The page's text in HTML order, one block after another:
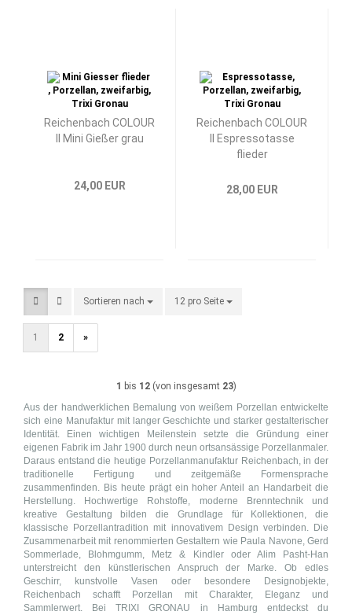
Reichenbach COLOUR
II Mini Gießer grau
24,00 EUR
Reichenbach COLOUR
II Espressotasse
flieder
28,00 EUR
Sortieren nach
Sortieren nach 12 pro Seite
pro Seite
1 2 »
1 bis 12(von insgesamt 23)
Aus der handwerklichen Bemalung von weißem Porzellan entwickelte
sich eine Manufaktur mit langer Geschichte und starker gestalterischer
Identität. Einen wichtigen Meilenstein setzte die Gründung einer
eigenen Fabrik im Jahr 1900 durch neun ortsansässige Porzellanmaler.
Daraus entstand die heutige Porzellanmanufaktur Reichenbach, in der
traditionelle Fertigung und zeitgemäße Formensprache
zusammenfinden. Bis heute prägt ein hoher Anteil an Handarbeit die
Herstellung. Hochwertige Rohstoffe, moderne Brenntechnik und
kreative Gestaltung bilden die Grundlage für Kollektionen, die
klassische Porzellantradition mit innovativem Design verbinden. Die
Zusammenarbeit mit renommierten Gestaltern wie Paula Navone, Gerd
Sommerlade, Blohmgumm, Metz & Kindler oder Alim Pasht-Han
unterstreicht den künstlerischen Anspruch der Marke. Ob edles
Geschirr, kunstvolle Vasen oder besondere Designobjekte,
Reichenbach schafft Porzellan mit Charakter, Eleganz und
Sammlerwert. Bei TRIXI GRONAU in Hamburg entdeckst du